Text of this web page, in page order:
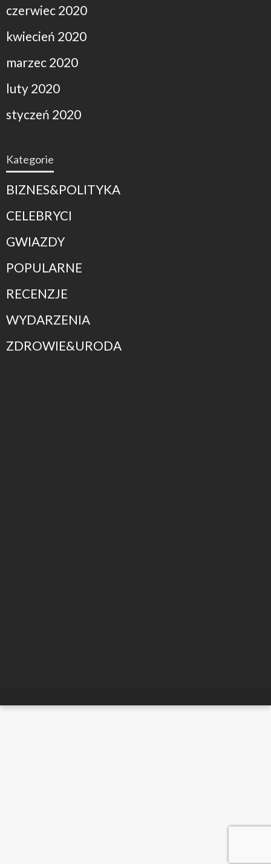
czerwiec 2020
kwiecień 2020
marzec 2020
luty 2020
styczeń 2020
Kategorie
BIZNES&POLITYKA
CELEBRYCI
GWIAZDY
POPULARNE
RECENZJE
WYDARZENIA
ZDROWIE&URODA